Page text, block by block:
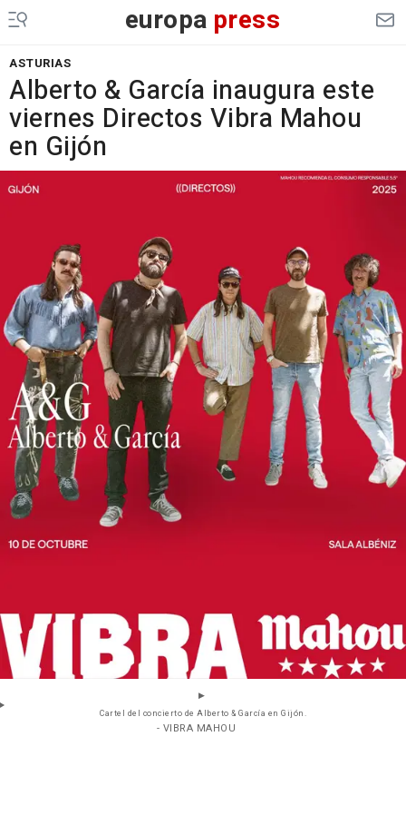
europa press
ASTURIAS
Alberto & García inaugura este
viernes Directos Vibra Mahou
en Gijón
Cartel del concierto de Alberto & García en Gijón.
- VIBRA MAHOU